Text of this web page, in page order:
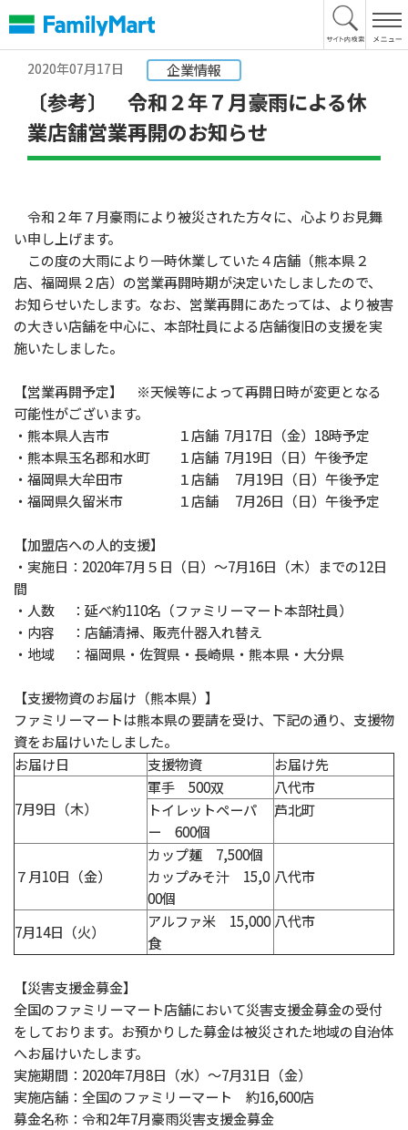
文
へ
2020年07月17日
企業情報
〔参考〕 令和２年７月豪雨による休
業店舗営業再開のお知らせ
令和２年７月豪雨により被災された方々に、心よりお見舞
い申し上げます。
この度の大雨により一時休業していた４店舗（熊本県２
店、福岡県２店）の営業再開時期が決定いたしましたので、
お知らせいたします。なお、営業再開にあたっては、より被害
の大きい店舗を中心に、本部社員による店舗復旧の支援を実
施いたしました。
【営業再開予定】 ※天候等によって再開日時が変更となる
可能性がございます。
・熊本県人吉市 １店舗 7月17日（金）18時予定
・熊本県玉名郡和水町 １店舗 7月19日（日）午後予定
・福岡県大牟田市 １店舗 7月19日（日）午後予定
・福岡県久留米市 １店舗 7月26日（日）午後予定
【加盟店への人的支援】
・実施日：2020年7月５日（日）～7月16日（木）までの12日
間
・人数 ：延べ約110名（ファミリーマート本部社員）
・内容 ：店舗清掃、販売什器入れ替え
・地域 ：福岡県・佐賀県・長崎県・熊本県・大分県
【支援物資のお届け（熊本県）】
ファミリーマートは熊本県の要請を受け、下記の通り、支援物
資をお届けいたしました。
お届け日
支援物資 お届け先
7月9日（木）
軍手 500双
八代市
トイレットペーパ
ー 600個
芦北町
７月10日（金）
カップ麺 7,500個
カップみそ汁 15,0
00個
八代市
7月14日（火）
アルファ米 15,000
食
八代市
【災害支援金募金】
全国のファミリーマート店舗において災害支援金募金の受付
をしております。お預かりした募金は被災された地域の自治体
へお届けいたします。
実施期間：2020年7月8日（水）～7月31日（金）
実施店舗：全国のファミリーマート 約16,600店
募金名称：令和2年7月豪雨災害支援金募金